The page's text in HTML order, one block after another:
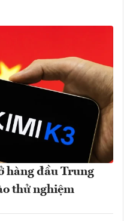
hàng đầu Trung
thử nghiệm